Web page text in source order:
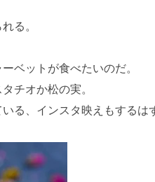
る。
ベットが食べたいのだ。
チオか松の実。
る、インスタ映えもするは